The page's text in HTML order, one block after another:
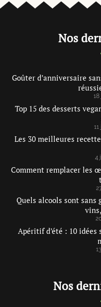
Nos
Goûter d’anniversaire
Top 15 des desserts
Les 30 meilleures
4
Comment remplacer les
Quels alcools sont sans
Apéritif d’été : 10 idées
Nos